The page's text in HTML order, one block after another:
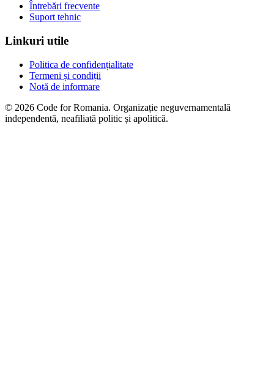
Întrebări frecvente
Suport tehnic
Linkuri utile
Politica de confidențialitate
Termeni și condiții
Notă de informare
© 2026 Code for Romania. Organizație neguvernamentală
independentă, neafiliată politic și apolitică.